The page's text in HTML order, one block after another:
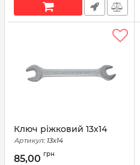
Ключ ріжковий 13х14
Артикул: 13х14
85,00 грн